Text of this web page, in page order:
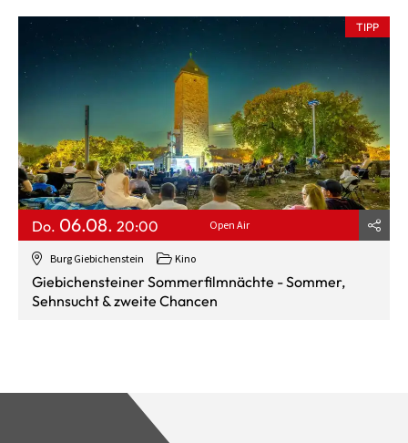
Burg Giebichenstein Kino
TIPP
Do. 06.08. 20:00 Open Air
Giebichensteiner Sommerfilmnächte - Sommer,
Sehnsucht & zweite Chancen